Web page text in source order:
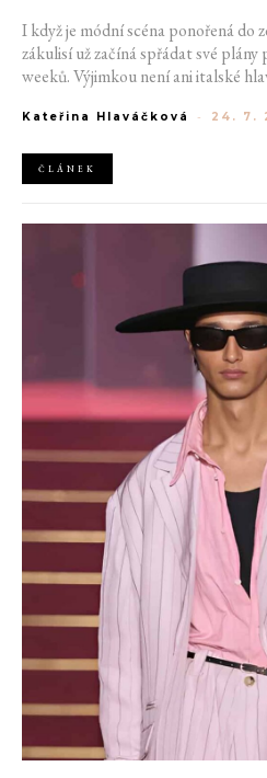
I když je módní scéna ponořená do
zákulisí už začíná spřádat své
weeků. Výjimkou není ani italské
22. do 28. září přivítá tradiční jména,
Moschino.
Kateřina Hlaváčková - 24. 7.
ČLÁNEK